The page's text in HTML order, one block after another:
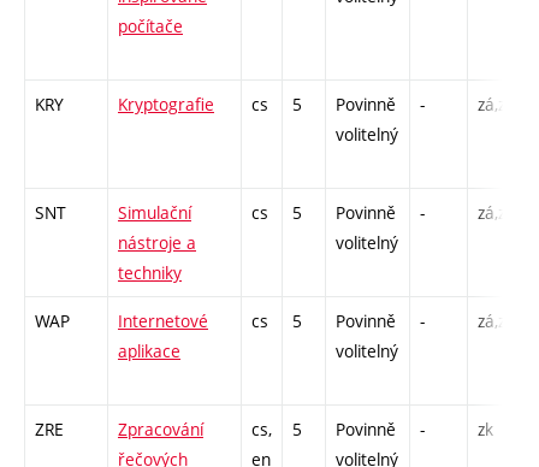
počítače
KRY Kryptografie cs 5
Povinně
volitelný
- zá,zk
SNT
Simulační
nástroje a
techniky
cs 5
Povinně
volitelný
- zá,zk
WAP
Internetové
aplikace
cs 5
Povinně
volitelný
- zá,zk
ZRE
Zpracování
řečových
cs,
en
5
Povinně
volitelný
- zk